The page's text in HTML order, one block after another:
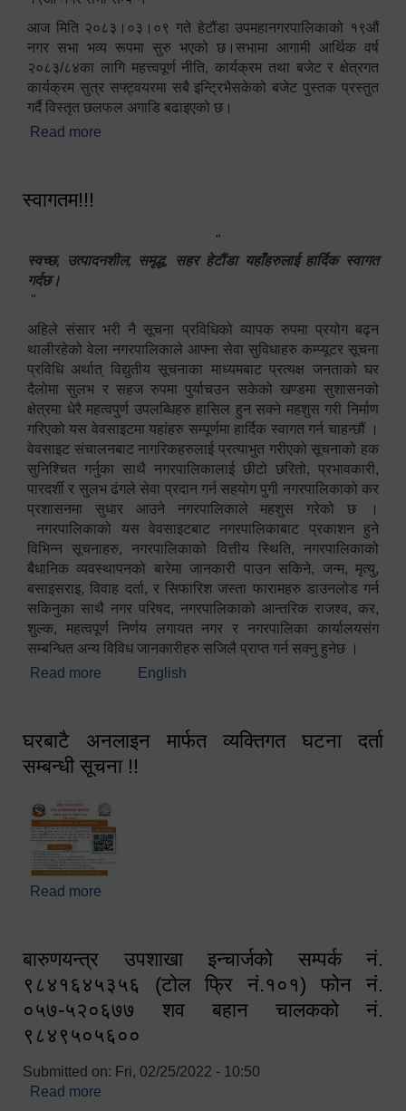
आज मिति २०८३।०३।०९ गते हेटौंडा उपमहानगरपालिकाको १९औं
नगर सभा भव्य रूपमा सुरु भएको छ।सभामा आगामी आर्थिक वर्ष
२०८३/८४का लागि महत्त्वपूर्ण नीति, कार्यक्रम तथा बजेट र क्षेत्रगत
कार्यक्रम सुत्र सफ्ट्वयरमा सबै इन्ट्रिभैसकेको बजेट पुस्तक प्रस्तुत
गर्दै विस्तृत छलफल अगाडि बढाइएको छ।
Read more
स्वागतम!!!
"
स्वच्छ, उत्पादनशील, समृद्ध, सहर हेटौंडा यहाँहरुलाई हार्दिक स्वागत
गर्दछ।
"
अहिले संसार भरी नै सूचना प्रविधिको व्यापक रुपमा प्रयोग बढ्न
थालीरहेको वेला नगरपालिकाले आफ्ना सेवा सुविधाहरु कम्प्यूटर सूचना
प्रविधि अर्थात् विद्युतीय सूचनाका माध्यमबाट प्रत्यक्ष जनताको घर
दैलोमा सुलभ र सहज रुपमा पुर्याचउन सकेको खण्डमा सुशासनको
क्षेत्रमा धेरै महत्वपुर्ण उपलब्धिहरु हासिल हुन सक्ने महशुस गरी निर्माण
गरिएको यस वेवसाइटमा यहांहरु सम्पूर्णमा हार्दिक स्वागत गर्न चाहन्छौं ।
वेवसाइट संचालनबाट नागरिकहरुलाई प्रत्याभुत गरीएको सूचनाको हक
सुनिश्चित गर्नुका साथै नगरपालिकालाई छीटो छरितो, प्रभावकारी,
पारदर्शी र सुलभ ढंगले सेवा प्रदान गर्न सहयोग पुगी नगरपालिकाको कर
प्रशासनमा सुधार आउने नगरपालिकाले महशुस गरेको छ ।
नगरपालिकाको यस वेवसाइटबाट नगरपालिकाबाट प्रकाशन हुने
विभिन्न सूचनाहरु, नगरपालिकाको वित्तीय स्थिति, नगरपालिकाको
बैधानिक व्यवस्थापनको बारेमा जानकारी पाउन सकिने, जन्म, मृत्यु,
बसाइसराइ, विवाह दर्ता, र सिफारिश जस्ता फारामहरु डाउनलोड गर्न
सकिनुका साथै नगर परिषद, नगरपालिकाको आन्तरिक राजश्व, कर,
शुल्क, महत्वपूर्ण निर्णय लगायत नगर र नगरपालिका कार्यालयसंग
सम्बन्धित अन्य विविध जानकारीहरु सजिलै प्राप्त गर्न सक्नु हुनेछ ।
Read more about स्वागतम!!!
English
घरबाटै अनलाइन मार्फत व्यक्तिगत घटना दर्ता
सम्बन्धी सूचना !!
Read more
बारुणयन्त्र उपशाखा इन्चार्जको सम्पर्क नं.
९८४१६४५३५६ (टोल फ्रि नं.१०१) फोन नं.
०५७-५२०६७७ शव बहान चालकको नं.
९८४९५०५६००
Submitted on: Fri, 02/25/2022 - 10:50
Read more